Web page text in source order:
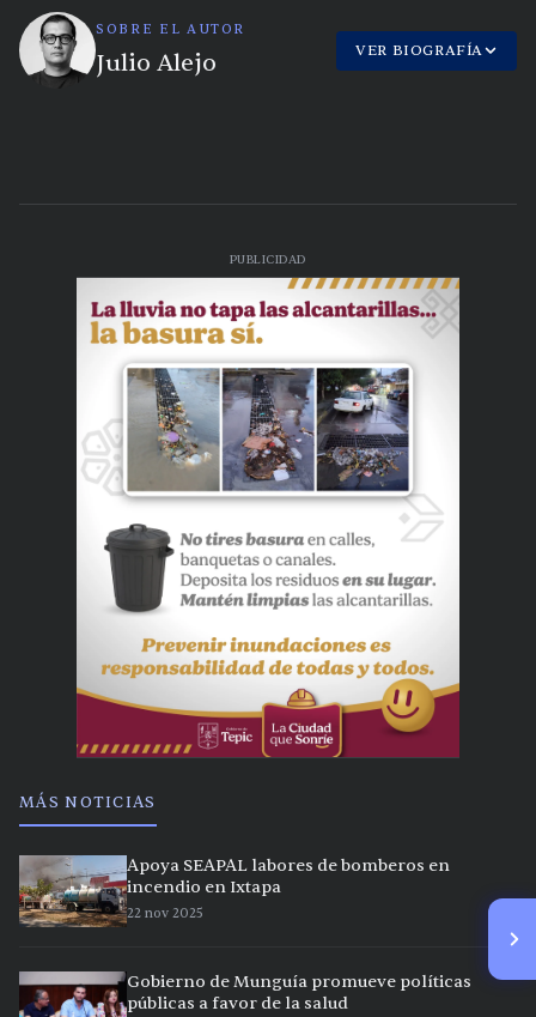
SOBRE EL AUTOR
Julio Alejo VER BIOGRAFÍA
PUBLICIDAD
MÁS NOTICIAS
Apoya SEAPAL labores de bomberos en
incendio en Ixtapa
22 nov 2025
Gobierno de Munguía promueve políticas
públicas a favor de la salud